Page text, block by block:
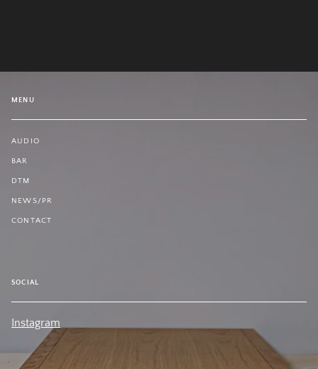
MENU
AUDIO
BAR
DTM
NEWS/PR
CONTACT
SOCIAL
Instagram